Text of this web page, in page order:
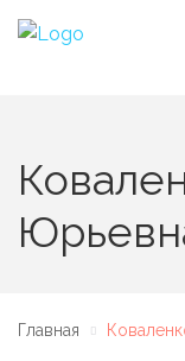
Главная